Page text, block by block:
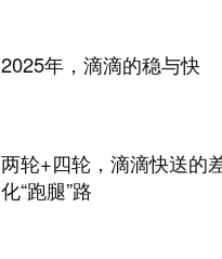
2025年，滴滴的稳与快
两轮+四轮，滴滴快送的
化“跑腿”路